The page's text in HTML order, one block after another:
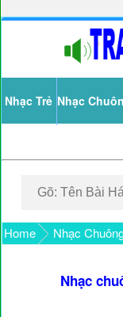
Nhạc Trẻ Nhạc
Home Nhạc
Nhạc